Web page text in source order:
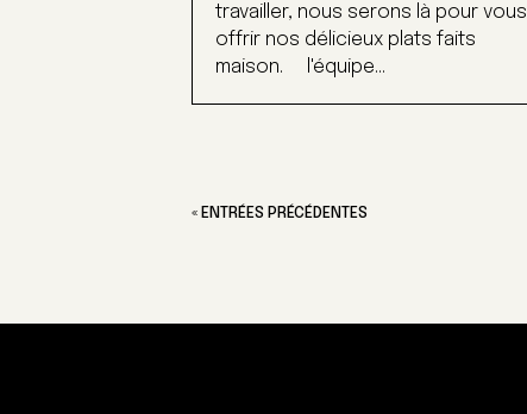
travailler, nous serons là pour vous
offrir nos délicieux plats faits
maison. l'équipe...
« ENTRÉES PRÉCÉDENTES